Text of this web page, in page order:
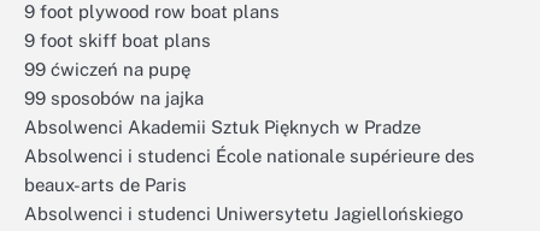
9 foot plywood row boat plans
9 foot skiff boat plans
99 ćwiczeń na pupę
99 sposobów na jajka
Absolwenci Akademii Sztuk Pięknych w Pradze
Absolwenci i studenci École nationale supérieure des
beaux-arts de Paris
Absolwenci i studenci Uniwersytetu Jagiellońskiego